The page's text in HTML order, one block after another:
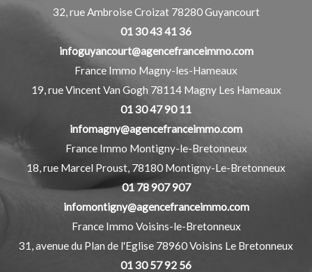
32, rue Ambroise Croizat 78280Guyancourt
01 30 43 41 36
infoguyancourt@agencefranceimmo.com
France Immo Magny-les-Hameaux
19, rue Vincent Van Gogh 78114 Magny Les Hameaux
01 30 47 90 11
infomagny@agencefranceimmo.com
France Immo Montigny-le-Bretonneux
18, rue Marcel Proust, 78180 Montigny-Le-Bretonneux
01 78 907 907
infomontigny@agencefranceimmo.com
France Immo Voisins-le-Bretonneux
31, avenue du Plan de l'Eglise 78960Voisins Le Bretonneux
01 30 57 92 56